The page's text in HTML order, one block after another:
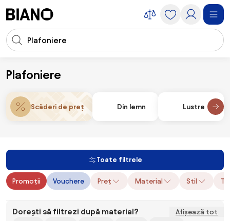
Introducerea căutării
Plafoniere
Corpuri de iluminare
Scăderi de preț Din lemn Lustre
Toate filtrele
Promoții Vouchere Preț Material Stil
Dorești să filtrezi după material?
Afișează tot